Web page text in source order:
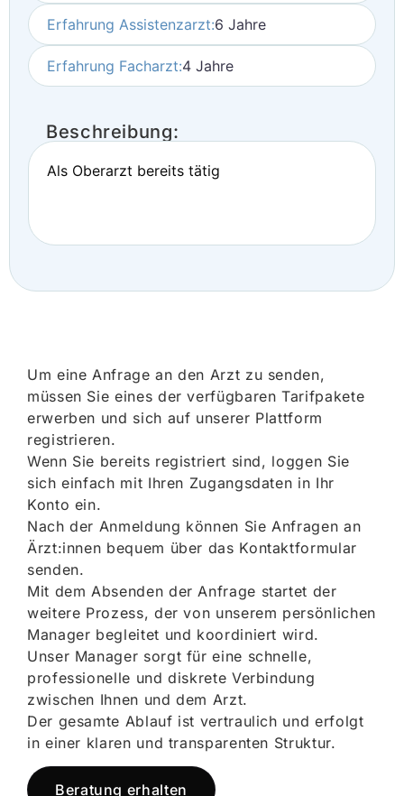
Erfahrung Assistenzarzt:6 Jahre
Erfahrung Facharzt:4 Jahre
Beschreibung:
Als Oberarzt bereits tätig
Um eine Anfrage an den Arzt zu senden,
müssen Sie eines der verfügbaren Tarifpakete
erwerben und sich auf unserer Plattform
registrieren.
Wenn Sie bereits registriert sind, loggen Sie
sich einfach mit Ihren Zugangsdaten in Ihr
Konto ein.
Nach der Anmeldung können Sie Anfragen an
Ärzt:innen bequem über das Kontaktformular
senden.
Mit dem Absenden der Anfrage startet der
weitere Prozess, der von unserem persönlichen
Manager begleitet und koordiniert wird.
Unser Manager sorgt für eine schnelle,
professionelle und diskrete Verbindung
zwischen Ihnen und dem Arzt.
Der gesamte Ablauf ist vertraulich und erfolgt
in einer klaren und transparenten Struktur.
Beratung erhalten